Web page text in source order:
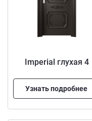
Imperial глухая 4
Узнать подробнее